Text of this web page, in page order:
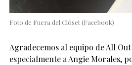
Foto de Fuera del Clóset (Facebook)
Agradecemos al equipo de All
especialmente a Angie Morales,